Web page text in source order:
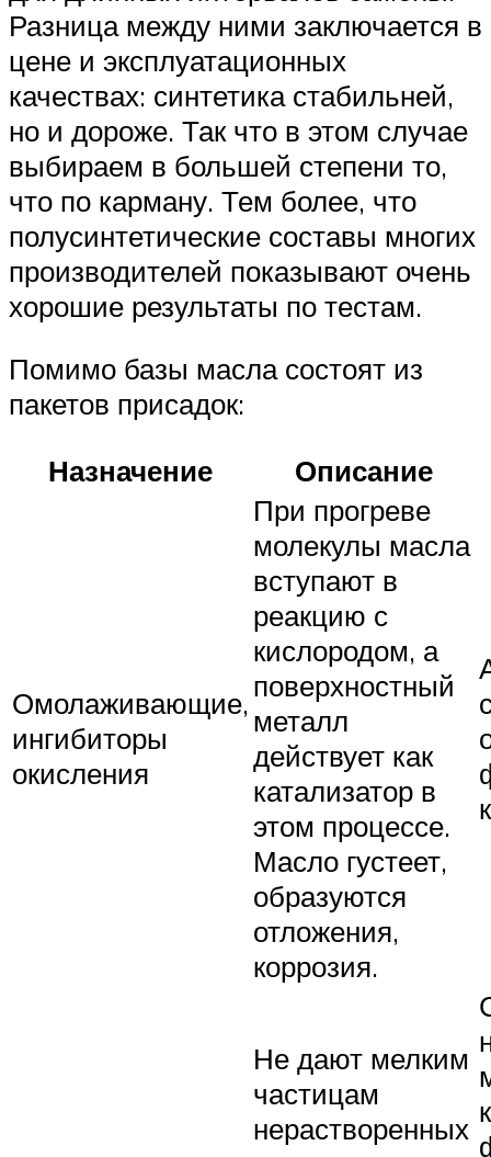
Разница между ними заключается в
цене и эксплуатационных
качествах: синтетика стабильней,
но и дороже. Так что в этом случае
выбираем в большей степени то,
что по карману. Тем более, что
полусинтетические составы многих
производителей показывают очень
хорошие результаты по тестам.
Помимо базы масла состоят из
пакетов присадок:
Назначение
Описание
Омолаживающие,
ингибиторы
окисления
При прогреве
молекулы масла
вступают в
реакцию с
кислородом, а
поверхностный
металл
действует как
катализатор в
этом процессе.
Масло густеет,
образуются
отложения,
коррозия.
Не дают мелким
частицам
нерастворенных